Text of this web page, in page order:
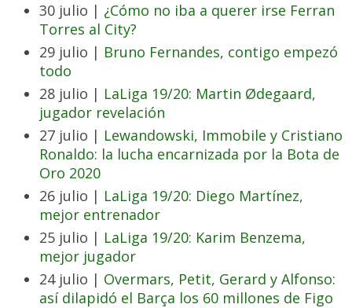
30 julio | ¿Cómo no iba a querer irse Ferran
Torres al City?
29 julio | Bruno Fernandes, contigo empezó
todo
28 julio | LaLiga 19/20: Martin Ødegaard,
jugador revelación
27 julio | Lewandowski, Immobile y Cristiano
Ronaldo: la lucha encarnizada por la Bota de
Oro 2020
26 julio | LaLiga 19/20: Diego Martínez,
mejor entrenador
25 julio | LaLiga 19/20: Karim Benzema,
mejor jugador
24 julio | Overmars, Petit, Gerard y Alfonso:
así dilapidó el Barça los 60 millones de Figo